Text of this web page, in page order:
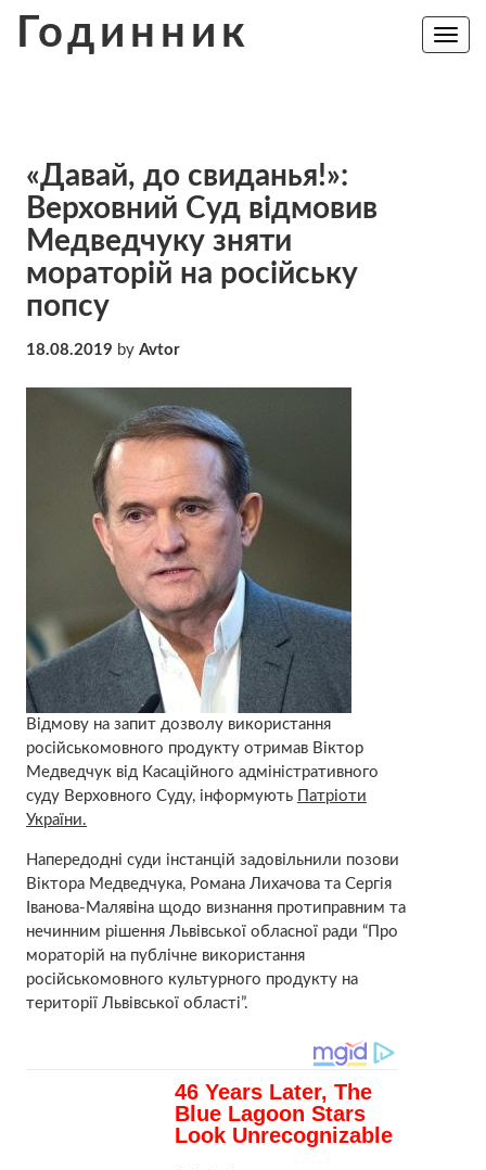
Годинник
Toggle
«Давай, до свиданья!»:
Верховний Суд відмовив
Медведчуку зняти
мораторій на російську
попсу
18.08.2019 by Avtor
Відмову на запит дозволу використання
російськомовного продукту отримав Віктор
Медведчук від Касаційного адміністративного
суду Верховного Суду, інформують Патріоти
України.
Напередодні суди інстанцій задовільнили позови
Віктора Медведчука, Романа Лихачова та Сергія
Іванова-Малявіна щодо визнання протиправним та
нечинним рішення Львівської обласної ради “Про
мораторій на публічне використання
російськомовного культурного продукту на
території Львівської області”.